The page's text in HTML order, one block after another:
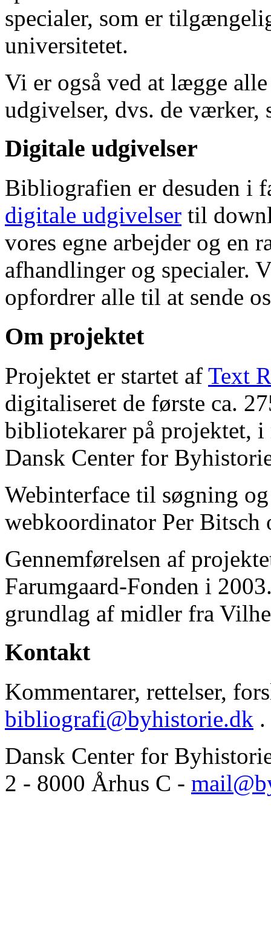
specialer, som er
universitetet.
Vi er også ved at lægge
udgivelser, dvs. de værker,
Digitale udgivelser
Bibliografien er desuden i
digitale udgivelser til
vores egne arbejder og en
afhandlinger og specialer.
opfordrer alle til at sende
Om projektet
Projektet er startet af Text
digitaliseret de første ca.
bibliotekarer på projektet, i
Dansk Center for
Webinterface til søgning
webkoordinator Per Bitsch
Gennemførelsen af
Farumgaard-Fonden i
grundlag af midler fra
Kontakt
Kommentarer, rettelser,
bibliografi@byhistorie.dk .
Dansk Center for
2 - 8000 Århus C -